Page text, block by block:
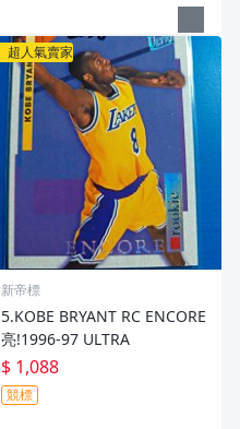
超人氣賣家
新帝標
5.KOBE BRYANT RC ENCORE
亮!1996-97 ULTRA
$ 1,088
競標